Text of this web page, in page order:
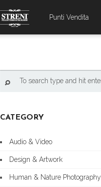
Punti Vendita
CATEGORY
Audio & Video
Design & Artwork
Human & Nature Photography